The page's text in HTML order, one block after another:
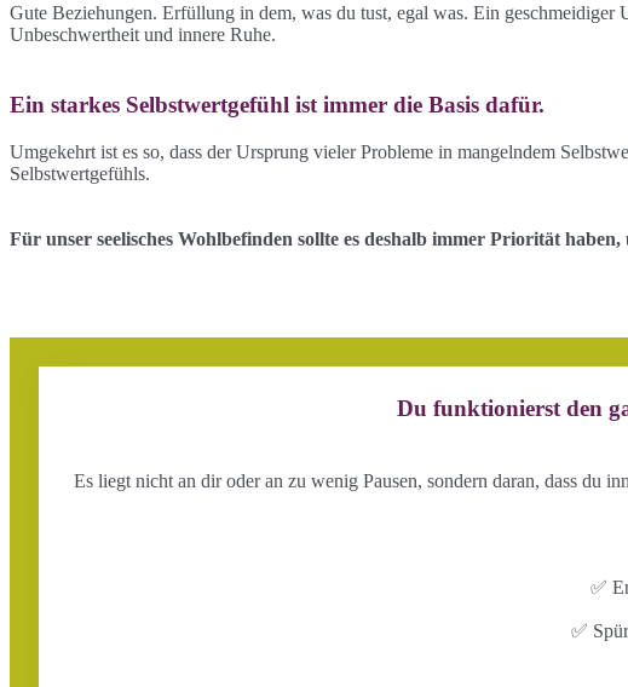
Gute Beziehungen. Erfüllung in dem, was du tust, egal was. Ein
Unbeschwertheit und innere Ruhe.
Ein starkes Selbstwertgefühl ist immer die Basis dafür.
Umgekehrt ist es so, dass der Ursprung vieler Probleme in mangelndem
Selbstwertgefühls.
Für unser seelisches Wohlbefinden sollte es deshalb immer Priorität
Du funktionierst den
Es liegt nicht an dir oder an zu wenig Pausen, sondern daran, dass du
✅
✅